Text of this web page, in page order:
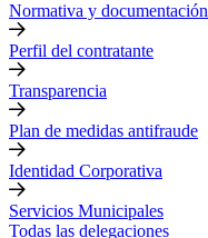
Normativa y documentación
Perfil del contratante
Transparencia
Plan de medidas antifraude
Identidad Corporativa
Servicios Municipales
Todas las delegaciones